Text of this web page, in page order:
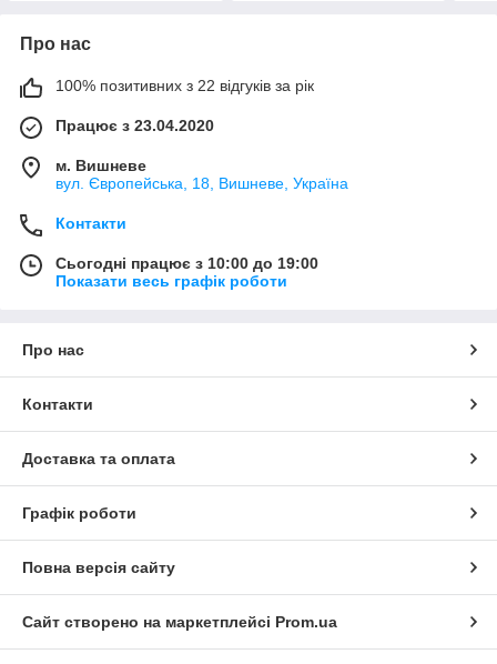
Про нас
100% позитивних з 22 відгуків за рік
Працює з 23.04.2020
м. Вишневе
вул. Європейська, 18, Вишневе, Україна
Контакти
Сьогодні працює з 10:00 до 19:00
Показати весь графік роботи
Про нас
Контакти
Доставка та оплата
Графік роботи
Повна версія сайту
Сайт створено на маркетплейсі Prom.ua